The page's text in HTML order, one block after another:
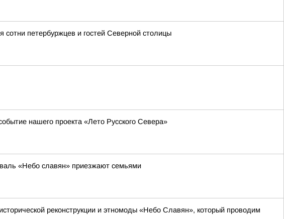
сотни петербуржцев и гостей Северной столицы
нашего проекта «Лето Русского Севера»
«Небо славян» приезжают семьями
реконструкции и этномоды «Небо Славян», который проводим